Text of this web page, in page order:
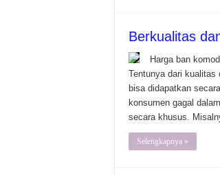
Berkualitas
Harga ban
Tentunya dari kualitas
bisa didapatkan
konsumen gagal
secara khusus.
Selengkapnya »